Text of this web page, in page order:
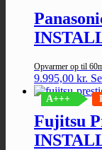
Opvarmer op til
9.995,00 kr.
A+++
Fujitsu